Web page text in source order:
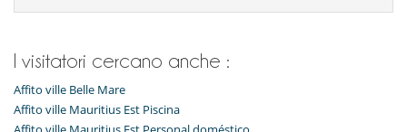
I visitatori cercano anche :
Affito ville Belle Mare
Affito ville Mauritius Est Piscina